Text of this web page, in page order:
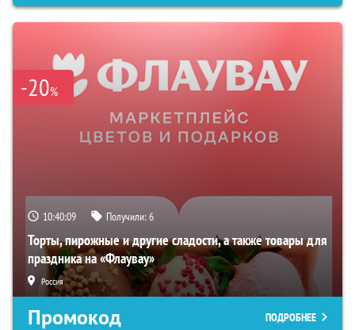
-20%
10:40:08 Получили:6
Торты, пирожные и другие сладости, а также товары для
праздника на «Флаувау»
Россия
Промокод ПОДРОБНЕЕ